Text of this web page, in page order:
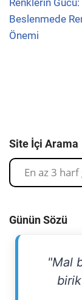
Beslenmede
Önemi
Site İçi Arama
Günün Sözü
"Mal